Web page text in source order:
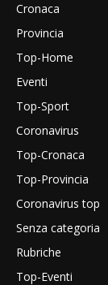
Cronaca
Provincia
Top-Home
Eventi
Top-Sport
Coronavirus
Top-Cronaca
Top-Provincia
Coronavirus top
Senza categoria
Rubriche
Top-Eventi